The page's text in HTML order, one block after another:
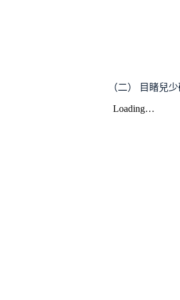
（二） 目睹兒